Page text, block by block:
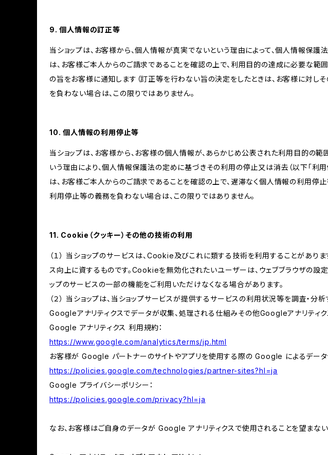
9. 個人情報の訂正等
当ショップは、お客様から、個人情報が真実でないという理由によって、個人情報保護
は、お客様ご本人からのご請求であることを確認の上で、利用目的の達成に必要な範
の旨をお客様に通知します（訂正等を行わない旨の決定をしたときは、お客様に対し
を負わない場合は、この限りではありません。
10. 個人情報の利用停止等
当ショップは、お客様から、お客様の個人情報が、あらかじめ公表された利用目的
いう理由により、個人情報保護法の定めに基づきその利用の停止又は消去（以下「利
は、お客様ご本人からのご請求であることを確認の上で、遅滞なく個人情報の利用停
利用停止等の義務を負わない場合は、この限りではありません。
11. Cookie（クッキー）その他の技術の利用
（１） 当ショップのサービスは、Cookie及びこれに類する技術を利用することがあり
ス向上に資するものです。Cookieを無効化されたいユーザーは、ウェブブラウザの
ップのサービスの一部の機能をご利用いただけなくなる場合があります。
（２） 当ショップは、当ショップサービスが提供するサービスの利用状況等を調査・
Googleアナリティクスでデータが収集、処理される仕組みその他Googleアナリティク
Google アナリティクス 利用規約：
https://www.google.com/analytics/terms/jp.html
お客様が Google パートナーのサイトやアプリを使用する際の Google によるデータ
https://policies.google.com/technologies/partner-sites?hl=ja
Google プライバシーポリシー：
https://policies.google.com/privacy?hl=ja
なお、お客様はご自身のデータが Google アナリティクスで使用されることを望まな